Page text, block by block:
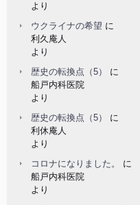
より
ウクライナの希望 に
利久庵人
より
歴史の転換点（5）
に
船戸内科医院
より
歴史の転換点（5）
に
利休庵人
より
コロナになりました。
に
船戸内科医院
より